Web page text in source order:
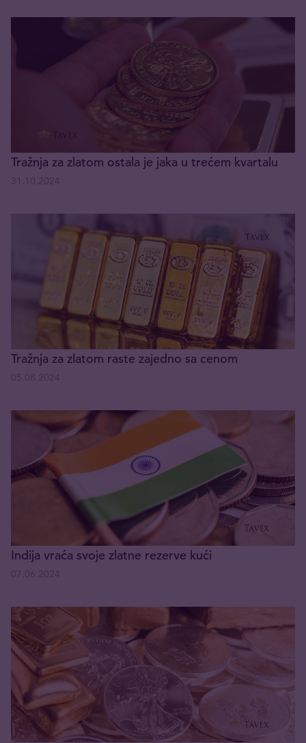
Tražnja za zlatom ostala je jaka u trećem kvartalu
Tražnja za zlatom raste zajedno sa cenom
Indija vraća svoje zlatne rezerve kući